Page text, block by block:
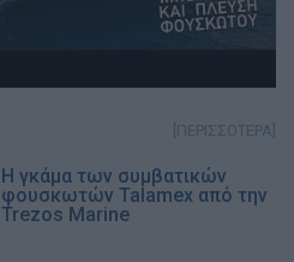
[ΠΕΡΙΣΣΟΤΕΡΑ]
Η γκάμα των συμβατικών
φουσκωτών Talamex από την
Trezos Marine